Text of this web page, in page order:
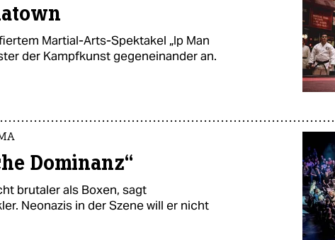
Martial-Arts-Spektakel „Ip Man
der Kampfkunst gegeneinander an.
Dominanz“
brutaler als Boxen, sagt
Neonazis in der Szene will er nicht